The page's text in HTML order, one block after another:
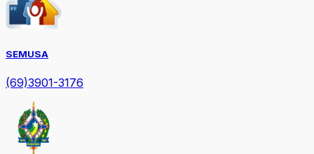
SEMUSA
(69)3901-3176